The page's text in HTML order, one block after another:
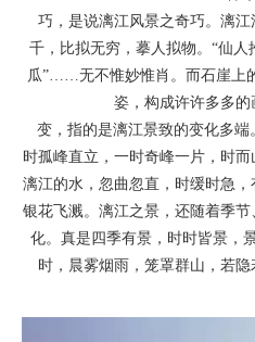
巧，是说漓江风景之奇巧。漓江
千，比拟无穷，摹人拟物。“仙人
瓜”……无不惟妙惟肖。而石崖上
姿，构成许许多多的
变，指的是漓江景致的变化多端
时孤峰直立，一时奇峰一片，时
漓江的水，忽曲忽直，时缓时急，
银花飞溅。漓江之景，还随着季
化。真是四季有景，时时皆景，
时，晨雾烟雨，笼罩群山，若隐